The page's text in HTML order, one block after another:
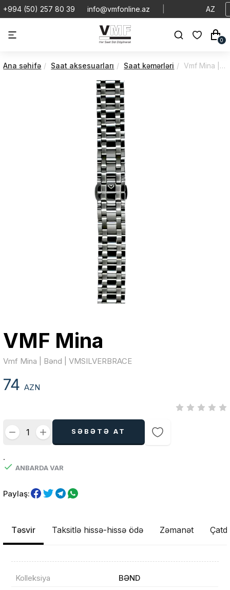
+994 (50) 257 80 39 info@vmfonline.az AZ
0
Ana səhifə Saat aksesuarları Saat kəmərləri Vmf Mina | Bənd | VMSILVERBRACE
VMF Mina
Vmf Mina | Bənd | VMSILVERBRACE
74AZN
SƏBƏTƏ AT
.
ANBARDA VAR
Paylaş:
Təsvir Taksitlə hissə-hissə ödə Zəmanət
Kolleksiya
BƏND